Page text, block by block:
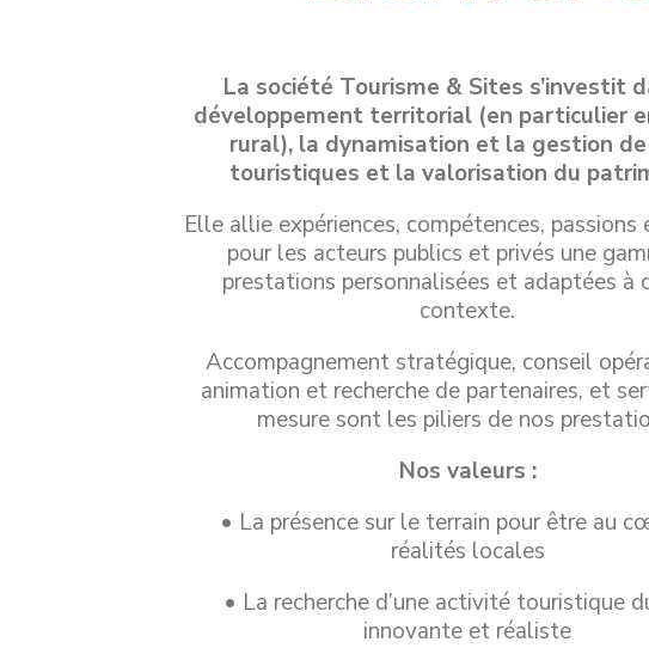
La société Tourisme & Sites s’investit
développement territorial (en particulier
rural), la dynamisation et la gestion
touristiques et la valorisation du
Elle allie expériences, compétences, passions
pour les acteurs publics et privés une
prestations personnalisées et adaptées à
contexte.
Accompagnement stratégique, conseil
animation et recherche de partenaires, et
mesure sont les piliers de nos
Nos valeurs :
• La présence sur le terrain pour être au
réalités locales
• La recherche d’une activité touristique
innovante et réaliste